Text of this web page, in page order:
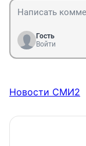
Гость
Войти
Новости СМИ2